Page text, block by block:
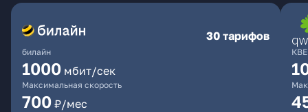
билайн
30 тарифов
1000 мбит/сек
Максимальная скорость
700 ₽/мес